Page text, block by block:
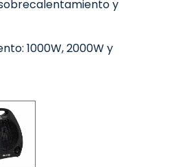
y
1000W, 2000W y
Negro